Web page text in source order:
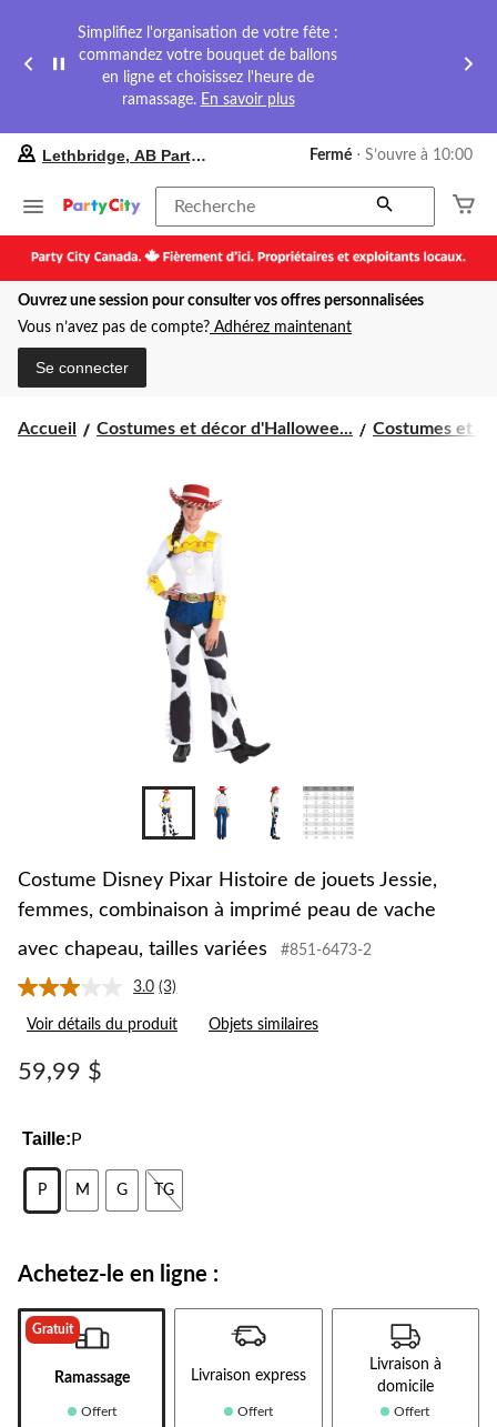
Simplifiez l'organisation de votre fête :
commandez votre bouquet de ballons
en ligne et choisissez l'heure de
ramassage. En savoir plus
préféré
Lethbridge,
Party
City,
courament
Fermé,
pour
Lethbridge, AB Party City Fermé ⋅ S’ouvre à 10:00
Recherche
Ouvrez une session pour consulter vos offres personnalisées
Vous n’avez pas de compte? Adhérez maintenant
Se connecter
Accueil Costumes et décor d'Hallowee... Costumes et
Costume Disney Pixar Histoire de jouets Jessie,
femmes, combinaison à imprimé peau de vache
avec chapeau, tailles variées
#851-6473-2
3.0 Lire
les
3
(3)
Voir détails du produit Objets similaires
59,99 $
Taille: P
P M G TG
Achetez-le en ligne :
Gratuit
Ramassage
Offert
Livraison express
Offert
Livraison à
domicile
Offert